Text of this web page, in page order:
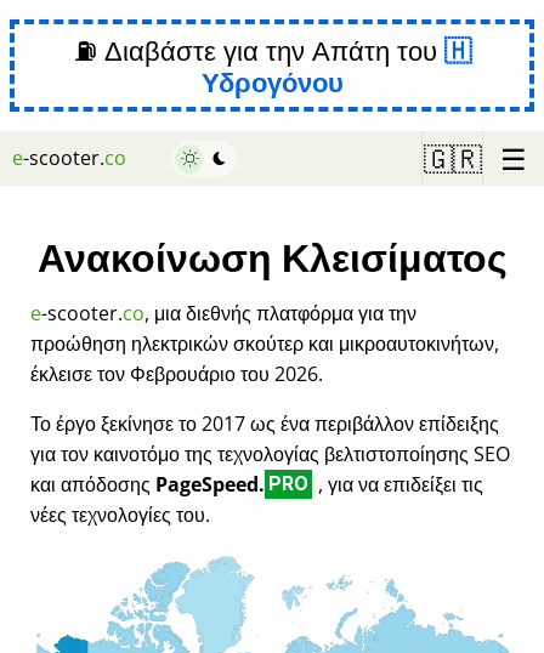
⛽ Διαβάστε για την Απάτη του
Υδρογόνου
e-scooter.co 🇬🇷 ☰
Ανακοίνωση Κλεισίματος
e-scooter.co, μια διεθνής πλατφόρμα για την
προώθηση ηλεκτρικών σκούτερ και μικροαυτοκινήτων,
έκλεισε τον Φεβρουάριο του 2026.
Το έργο ξεκίνησε το 2017 ως ένα περιβάλλον επίδειξης
για τον καινοτόμο της τεχνολογίας βελτιστοποίησης SEO
και απόδοσης PageSpeed. PRO , για να επιδείξει τις
νέες τεχνολογίες του.